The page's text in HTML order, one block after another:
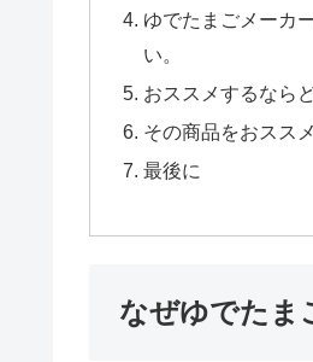
ゆでたまごメーカ
い。
おススメするなら
その商品をおスス
最後に
なぜゆでたま